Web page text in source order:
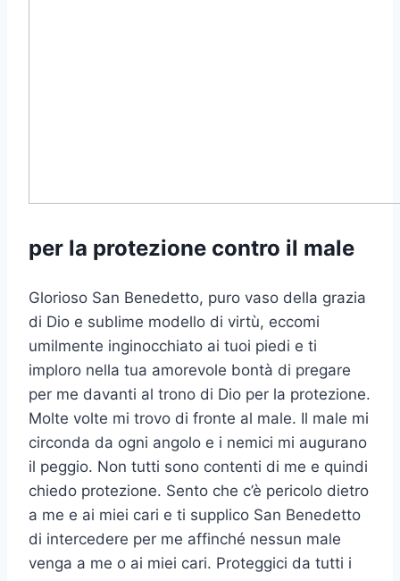
per la protezione contro il male
Glorioso San Benedetto, puro vaso della grazia
di Dio e sublime modello di virtù, eccomi
umilmente inginocchiato ai tuoi piedi e ti
imploro nella tua amorevole bontà di pregare
per me davanti al trono di Dio per la protezione.
Molte volte mi trovo di fronte al male. Il male mi
circonda da ogni angolo e i nemici mi augurano
il peggio. Non tutti sono contenti di me e quindi
chiedo protezione. Sento che c’è pericolo dietro
a me e ai miei cari e ti supplico San Benedetto
di intercedere per me affinché nessun male
venga a me o ai miei cari. Proteggici da tutti i